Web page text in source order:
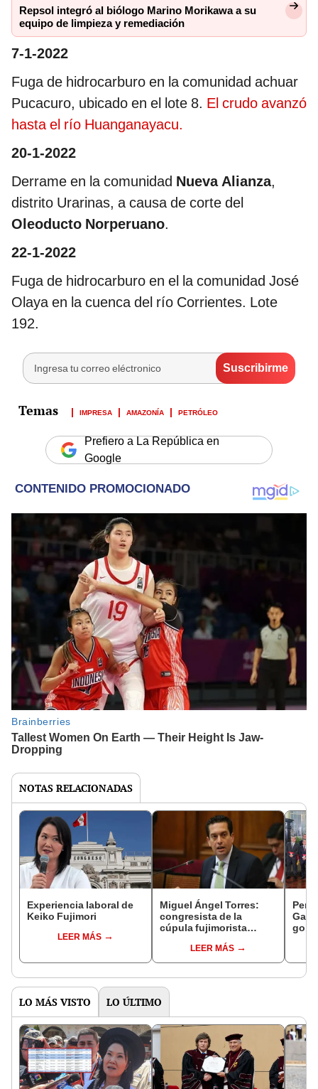
Repsol integró al biólogo Marino Morikawa a su
equipo de limpieza y remediación
7-1-2022
Fuga de hidrocarburo en la comunidad achuar
Pucacuro, ubicado en el lote 8. El crudo avanzó
hasta el río Huanganayacu.
20-1-2022
Derrame en la comunidad Nueva Alianza,
distrito Urarinas, a causa de corte del
Oleoducto Norperuano.
22-1-2022
Fuga de hidrocarburo en el la comunidad José
Olaya en la cuenca del río Corrientes. Lote
192.
IMPRESA AMAZONÍA PETRÓLEO
Prefiero a La República en
Google
NOTAS RELACIONADAS
Experiencia laboral de
Keiko Fujimori
LEER MÁS
Miguel Ángel Torres:
congresista de la
cúpula fujimorista
del SenadoLEER MÁS
LO MÁS VISTO LO ÚLTIMO